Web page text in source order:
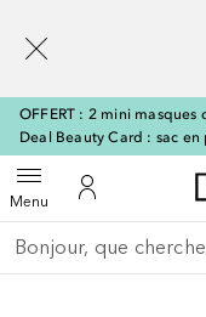
OFFERT : 2 mini masques
Deal Beauty Card : sac en
MenuOuvrir le menu
Vers Mon
Retourner
Exécuter la recherche